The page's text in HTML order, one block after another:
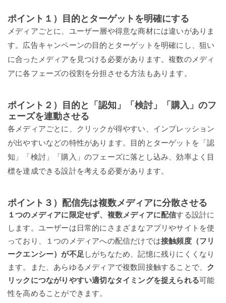
ポイント１）目的とターゲットを明確にする
メディアごとに、ユーザー層や得意な商材には違いがありま
す。広告キャンペーンの目的とターゲットを明確にし、狙い
に合ったメディアを見つける必要があります。複数のメディ
アに各フェーズの役割を分担させる方法もあります。
ポイント２）目的と「認知」「検討」「購入」のフ
ェーズを連動させる
各メディアごとに、クリックが得やすい、インプレッション
が出やすいなどの特性があります。目的とターゲットを「認
知」「検討」「購入」のフェーズに落とし込み、効率よく目
標を達成できる設計を考える必要があります。
ポイント３）配信先は複数メディアに分散させる
１つのメディアに限定せず、複数メディアに配信する設計に
します。ユーザーは日常的にさまざまなアプリやサイトを使
っており、１つのメディアへの配信だけでは接触頻度（フリ
ークエンシー）が不足 しがちなため、記憶に残りにくくなり
ます。また、あらゆるメディアで複数回接触することで、 ク
リックにつながりやすい適切なタイミングを捉えられる可能
性を高めることができます。